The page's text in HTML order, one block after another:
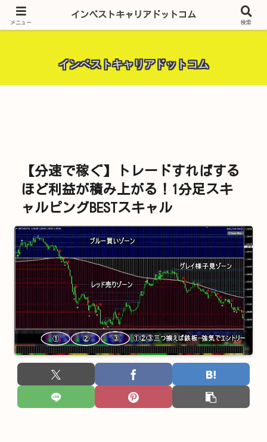
昨今話題の投資全般・金融関連全般・ＦＸトレード全般・生活に役立つ情報・
インベストキャリアドットコム
【分速で稼ぐ】トレードすればする
ほど利益が積み上がる！1分足スキ
ャルピングBESTスキャル
メニュー
インベストキャリアドットコム
検索